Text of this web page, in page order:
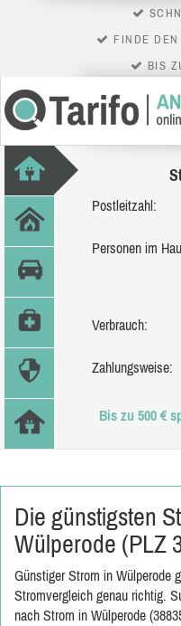
FINDE
BIS
Postleitzahl:
Personen im
Verbrauch:
Zahlungsweise:
Bis zu 500 €
Die günstigsten
Wülperode (PLZ
Günstiger Strom in Wülperode
Stromvergleich genau richtig.
nach Strom in Wülperode